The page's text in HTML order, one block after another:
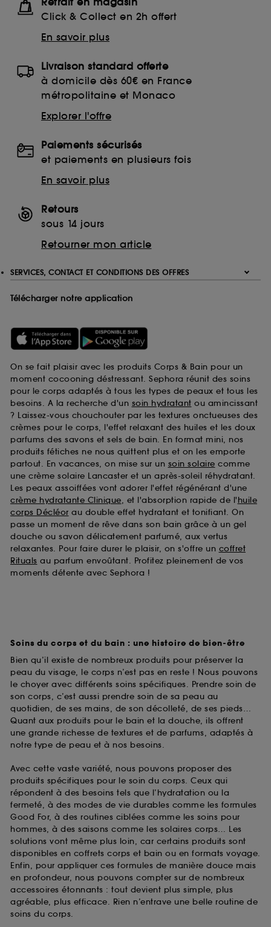
Click & Collect en 2h offert
En savoir plus
Livraison standard offerte
à domicile dès 60€ en France
métropolitaine et Monaco
Explorer l'offre
Paiements sécurisés
et paiements en plusieurs fois
En savoir plus
Retours
sous 14 jours
Retourner mon article
SERVICES, CONTACT ET CONDITIONS DES OFFRES
Télécharger notre application
On se fait plaisir avec les produits Corps & Bain pour un
moment cocooning déstressant. Sephora réunit des soins
pour le corps adaptés à tous les types de peaux et tous les
besoins. A la recherche d'un soin hydratant ou amincissant
? Laissez-vous chouchouter par les textures onctueuses des
crèmes pour le corps, l'effet relaxant des huiles et les doux
parfums des savons et sels de bain. En format mini, nos
produits fétiches ne nous quittent plus et on les emporte
partout. En vacances, on mise sur un soin solaire comme
une crème solaire Lancaster et un après-soleil réhydratant.
Les peaux assoiffées vont adorer l'effet régénérant d'une
crème hydratante Clinique, et l'absorption rapide de l'huile
corps Décléor au double effet hydratant et tonifiant. On
passe un moment de rêve dans son bain grâce à un gel
douche ou savon délicatement parfumé, aux vertus
relaxantes. Pour faire durer le plaisir, on s'offre un coffret
Rituals au parfum envoûtant. Profitez pleinement de vos
moments détente avec Sephora !
Soins du corps et du bain : une histoire de bien-être
Bien qu’il existe de nombreux produits pour préserver la
peau du visage, le corps n’est pas en reste ! Nous pouvons
le choyer avec différents soins spécifiques. Prendre soin de
son corps, c’est aussi prendre soin de sa peau au
quotidien, de ses mains, de son décolleté, de ses pieds…
Quant aux produits pour le bain et la douche, ils offrent
une grande richesse de textures et de parfums, adaptés à
notre type de peau et à nos besoins.
Avec cette vaste variété, nous pouvons proposer des
produits spécifiques pour le soin du corps. Ceux qui
répondent à des besoins tels que l’hydratation ou la
fermeté, à des modes de vie durables comme les formules
Good For, à des routines ciblées comme les soins pour
hommes, à des saisons comme les solaires corps… Les
solutions vont même plus loin, car certains produits sont
disponibles en coffrets corps et bain ou en formats voyage.
Enfin, pour appliquer ces formules de manière douce mais
en profondeur, nous pouvons compter sur de nombreux
accessoires étonnants : tout devient plus simple, plus
agréable, plus efficace. Rien n’entrave une belle routine de
soins du corps.